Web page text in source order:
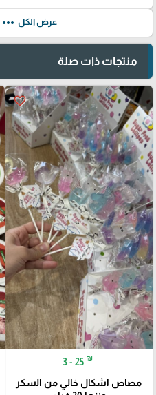
عرض الكل more_horiz
منتجات ذات صلة
favorite_border
3 - 25 ₪
مصاص اشكال خالي من السكر